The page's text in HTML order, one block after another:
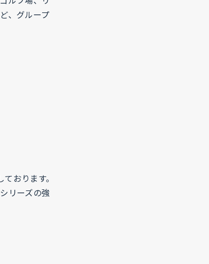
、グループ
おります。
リーズの強